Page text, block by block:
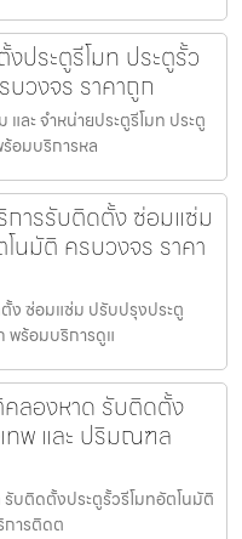
ประตูรีโมท ประตูรั้ว
วงจร ราคาถูก
ละ จำหน่ายประตูรีโมท ประตู
อมบริการหล
การรับติดตั้ง ซ่อมแซ่ม
นมัติ ครบวงจร ราคา
ตั้ง ซ่อมแซ่ม ปรับปรุงประตู
พร้อมบริการดูแ
ลองหาด รับติดตั้ง
ทพ และ ปริมณฑล
บติดตั้งประตูรั้วรีโมทอัตโนมัติ
ารติดต